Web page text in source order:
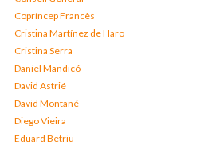
Copríncep Francès
Cristina Martínez de Haro
Cristina Serra
Daniel Mandicó
David Astrié
David Montané
Diego Vieira
Eduard Betriu